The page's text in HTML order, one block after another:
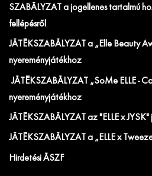
SZABÁLYZAT a jogellenes tartalmú
fellépésről
JÁTÉKSZABÁLYZAT a „Elle Beauty
nyereményjátékhoz
JÁTÉKSZABÁLYZAT „SoMe ELLE -
nyereményjátékhoz
JÁTÉKSZABÁLYZAT az "ELLE x
JÁTÉKSZABÁLYZAT a „ELLE x
Hirdetési ÁSZF